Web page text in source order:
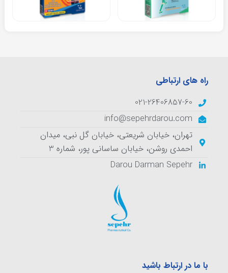
راه های ارتباطی
021-26406857-60
info@sepehrdarou.com
تهران، خيابان شریعتی، خیابان گل نبی، میدان
احمدی روشن، خیابان ساسانی پور، شماره 3
Darou Darman Sepehr
با ما در ارتباط باشید